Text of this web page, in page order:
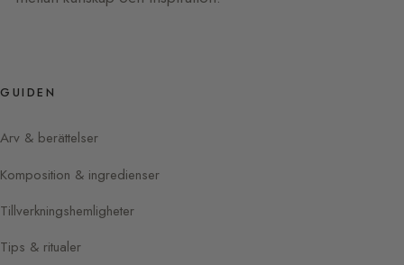
GUIDEN
Arv & berättelser
Komposition & ingredienser
Tillverkningshemligheter
Tips & ritualer